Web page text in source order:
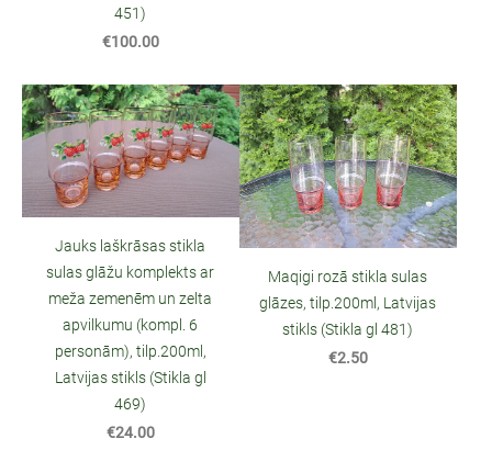
451)
€100.00
Jauks laškrāsas stikla
sulas glāžu komplekts ar
meža zemenēm un zelta
apvilkumu (kompl. 6
personām), tilp.200ml,
Latvijas stikls (Stikla gl
469)
€24.00
Maqigi rozā stikla sulas
glāzes, tilp.200ml, Latvijas
stikls (Stikla gl 481)
€2.50